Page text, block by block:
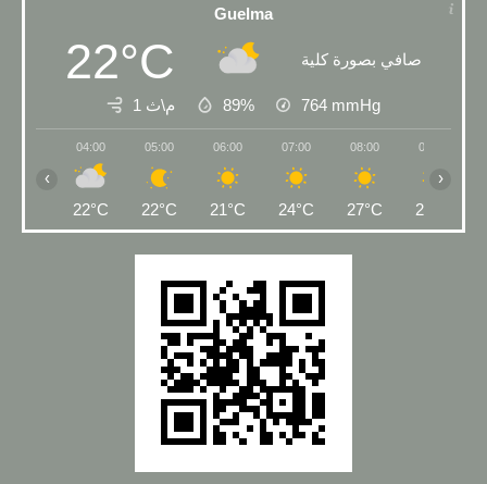
Guelma
22°C صافي بصورة كلية
1 م\ث 89% 764 mmHg
04:00
22°C
05:00
22°C
06:00
21°C
07:00
24°C
08:00
27°C
09:00
29°C
‹ ›